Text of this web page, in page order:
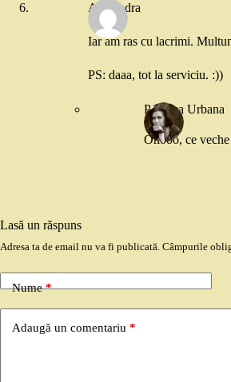
Alexandra
Iar am ras cu lacrimi.
PS: daaa, tot la serviciu. :))
Printesa Urbana
Ohooo, ce
Lasă un răspuns
Adresa ta de email nu va fi publicată. Câmpurile
Nume*
Adaugă un comentariu *